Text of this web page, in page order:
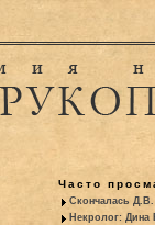
Часто
Скончалась
Некролог: Дина